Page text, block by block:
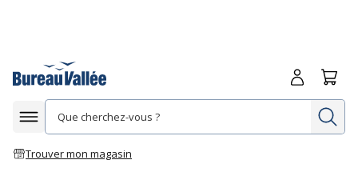
Afficher la navigation
Trouver mon magasin
Me